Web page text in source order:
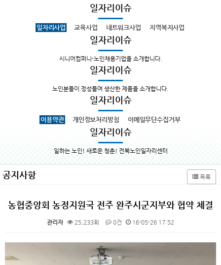
일자리이슈
일자리사업 교육사업 네트워크사업 지역복지사업
일자리이슈
시니어컴퍼니-노인채용기업을 소개합니다.
일자리이슈
노인분들이 정성들여 생산한 제품을 소개합니다.
일자리이슈
이용약관 개인정보처리방침 이메일무단수집거부
일자리이슈
일하는 노인! 새로운 청춘! 전북노인일자리센터
공지사항 목록
농협중앙회 농정지원국 전주 완주시군지부와 협약 체결
관리자 25,233회 0건 16-05-26 17:52